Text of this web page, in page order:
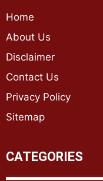
Home
About Us
Disclaimer
Contact Us
Privacy Policy
Sitemap
CATEGORIES